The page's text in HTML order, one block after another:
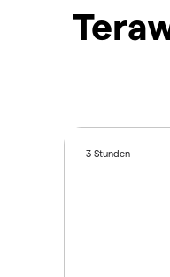
3 Stunden